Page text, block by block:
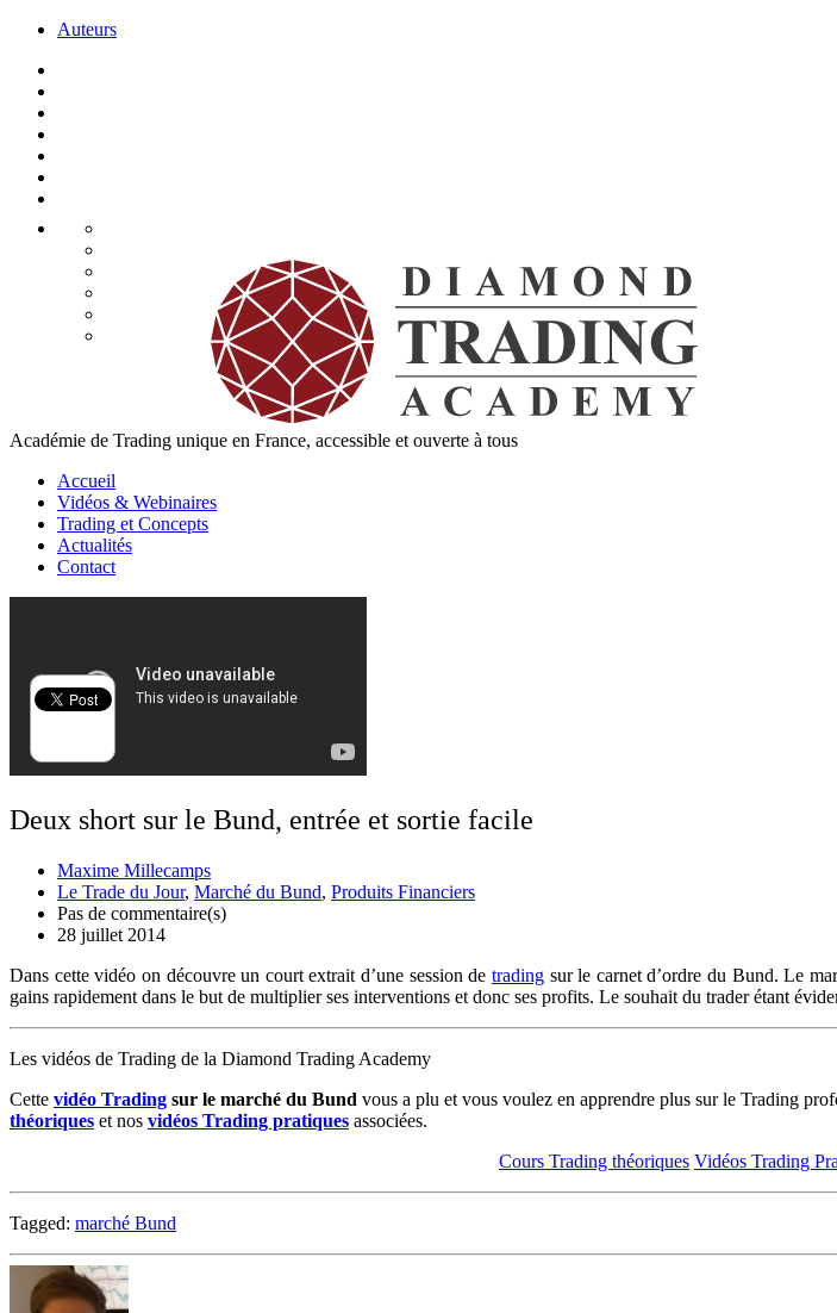
Auteurs
Académie de Trading unique en France, accessible et ouverte à tous
Accueil
Vidéos & Webinaires
Trading et Concepts
Actualités
Contact
Deux short sur le Bund, entrée et sortie facile
Maxime Millecamps
Le Trade du Jour, Marché du Bund, Produits Financiers
Pas de commentaire(s)
28 juillet 2014
Dans cette vidéo on découvre un court extrait d’une session de tradingsur le carnet d’ordre du Bund. Le
gains rapidement dans le but de multiplier ses interventions et donc ses profits. Le souhait du trader étant
Les vidéos de Trading de la Diamond Trading Academy
Cette vidéo Trading sur le marché du Bund vous a plu et vous voulez en apprendre plus sur le Trading
théoriques et nos vidéos Trading pratiques associées.
Cours Trading théoriques Vidéos Trading
Tagged: marché Bund